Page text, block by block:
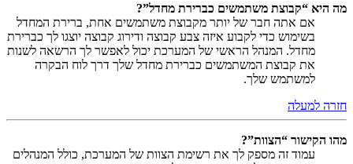
מה היא “קבוצת משתמשים כברירת מחדל”?
אם אתה חבר של יותר מקבוצת משתמשים אחת, ברירת המחדל
בשימוש כדי לקבוע איזה צבע קבוצה ודירוג קבוצה יוצגו לך כברירת
מחדל. המנהל הראשי של המערכת יכול לאפשר לך הרשאה לשנות
את קבוצת המשתמשים כברירת מחדל שלך דרך לוח הבקרה
למשתמש שלך.
חזרה למעלה
מהו הקישור “הצוות”?
עמוד זה מספק לך את רשימת הצוות של המערכת, כולל המנהלים